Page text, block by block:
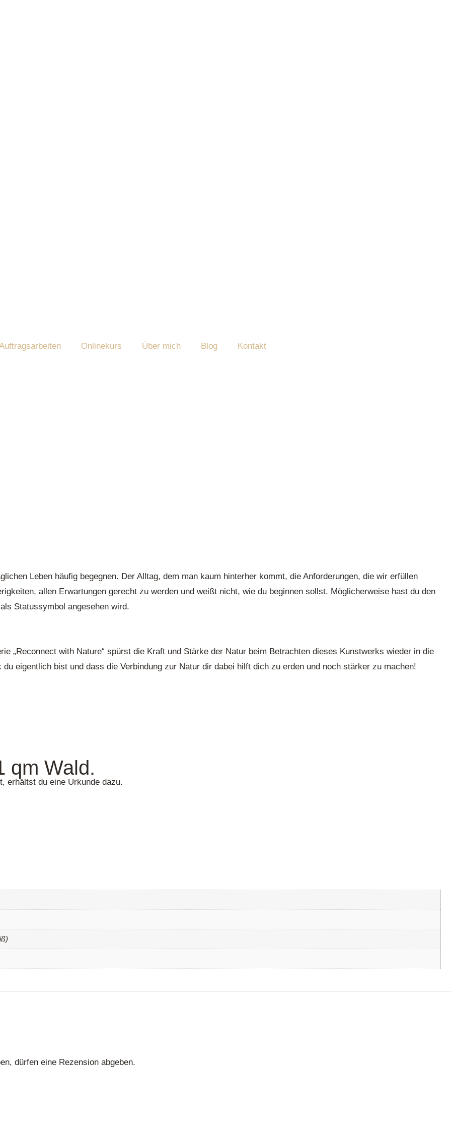
Onlinekurs Über mich Blog Kontakt
Leben häufig begegnen. Der Alltag, dem man kaum hinterher kommt, die Anforderungen, die wir erfüllen
allen Erwartungen gerecht zu werden und weißt nicht, wie du beginnen sollst. Möglicherweise hast du den
Statussymbol angesehen wird.
„Reconnect with Nature“ spürst die Kraft und Stärke der Natur beim Betrachten dieses Kunstwerks wieder in die
eigentlich bist und dass die Verbindung zur Natur dir dabei hilft dich zu erden und noch stärker zu machen!
qm Wald.
erhältst du eine Urkunde dazu.
dürfen eine Rezension abgeben.